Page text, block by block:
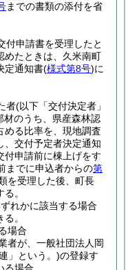
までの書類の添付を省
付申請書を受理したと
めたときは、久米南町
定通知書(様式第8号)に
者(以下「交付決定者」
材のうち、県産森林認
める比率を、現地調査
、交付予定者決定通知
付申請前に棟上げをす
までに申込者からの第
を受理した後、町長
。
れかに該当する場合
。
場合
者が、一般社団法人岡
」という。)の登録す